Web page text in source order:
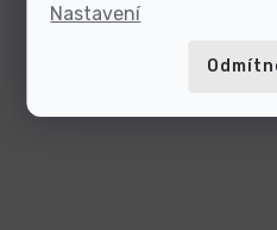
Nastavení